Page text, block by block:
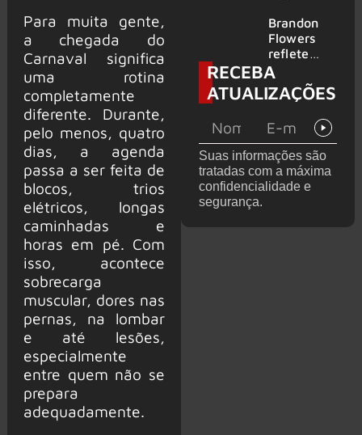
Para muita gente,
a chegada do
Carnaval significa
uma rotina
completamente
diferente. Durante,
pelo menos, quatro
dias, a agenda
passa a ser feita de
blocos, trios
elétricos, longas
caminhadas e
horas em pé. Com
isso, acontece
sobrecarga
muscular, dores nas
pernas, na lombar
e até lesões,
especialmente
entre quem não se
prepara
adequadamente.
am Ring
2026
membros
do GHOST
e KORN
Brandon
Flowers
reflete
sobre o
futuro e
levanta
de de
deixar os
palcos
RECEBA
ATUALIZAÇÕES
Suas informações são
tratadas com a máxima
confidencialidade e
segurança.